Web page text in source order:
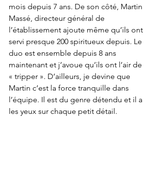
mois depuis 7 ans. De son côté, Martin
Massé, directeur général de
l’établissement ajoute même qu’ils ont
servi presque 200 spiritueux depuis. Le
duo est ensemble depuis 8 ans
maintenant et j’avoue qu’ils ont l’air de
« tripper ». D’ailleurs, je devine que
Martin c’est la force tranquille dans
l’équipe. Il est du genre détendu et il a
les yeux sur chaque petit détail.